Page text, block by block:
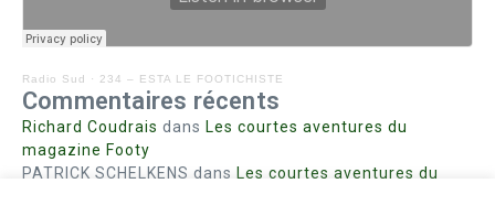
Radio Sud · 234 – ESTA LE FOOTICHISTE
Commentaires récents
Richard Coudrais dans Les courtes aventures du
magazine Footy
PATRICK SCHELKENS dans Les courtes aventures du